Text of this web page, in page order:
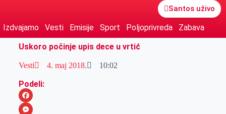
Santos uživo
Izdvajamo Vesti Emisije Sport Poljoprivreda
Zabava
Uskoro počinje upis dece u vrtić
Vesti 4. maj 2018. 10:02
Podeli:
F